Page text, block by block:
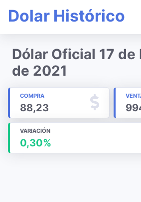
Dolar Histórico
Dólar Oficial 17 de
de 2021
COMPRA
88,23
VARIACIÓN
0,30%